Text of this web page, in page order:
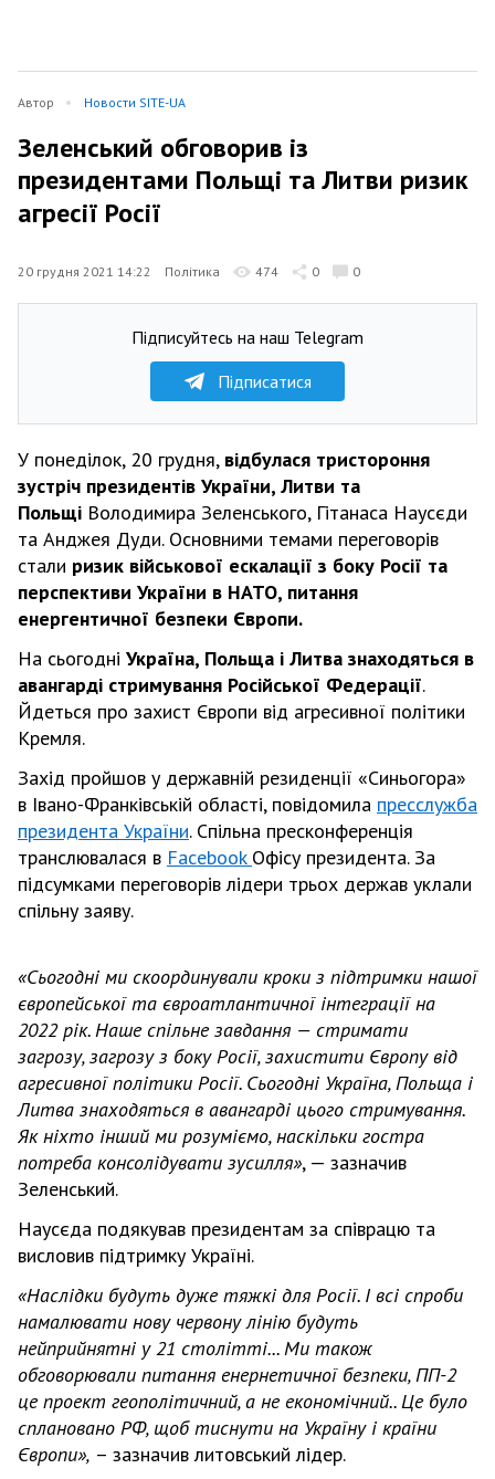
Автор Новости SITE-UA
Зеленський обговорив із
президентами Польщі та Литви ризик
агресії Росії
20 грудня 2021 14:22 Політика 474 0 0
Підписуйтесь на наш Telegram
Підписатися
У понеділок, 20 грудня, відбулася тристороння
зустріч президентів України, Литви та
Польщі Володимира Зеленського, Гітанаса Наусєди
та Анджея Дуди. Основними темами переговорів
стали ризик військової ескалації з боку Росії та
перспективи України в НАТО, питання
енергентичної безпеки Європи.
На сьогодні Україна, Польща і Литва знаходяться в
авангарді стримування Російської Федерації.
Йдеться про захист Європи від агресивної політики
Кремля.
Захід пройшов у державній резиденції «Синьогора»
в Івано-Франківській області, повідомила пресслужба
президента України. Спільна пресконференція
транслювалася в Facebook Офісу президента. За
підсумками переговорів лідери трьох держав уклали
спільну заяву.
«Сьогодні ми скоординували кроки з підтримки нашої
європейської та євроатлантичної інтеграції на
2022 рік. Наше спільне завдання — стримати
загрозу, загрозу з боку Росії, захистити Європу від
агресивної політики Росії. Сьогодні Україна, Польща і
Литва знаходяться в авангарді цього стримування.
Як ніхто інший ми розуміємо, наскільки гостра
потреба консолідувати зусилля», — зазначив
Зеленський.
Наусєда подякував президентам за співрацю та
висловив підтримку Україні.
«Наслідки будуть дуже тяжкі для Росії. І всі спроби
намалювати нову червону лінію будуть
нейприйнятні у 21 столітті... Ми також
обговорювали питання енернетичної безпеки, ПП-2
це проект геополітичний, а не економічний.. Це було
сплановано РФ, щоб тиснути на Україну і країни
Європи», – зазначив литовський лідер.